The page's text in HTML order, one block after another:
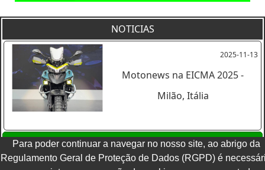
NOTICIAS
2025-11-13
Motonews na EICMA 2025 -
Milão, Itália
Ver todas as noticias
Para poder continuar a navegar no nosso site, ao abrigo da
Regulamento Geral de Proteção de Dados (RGPD) é